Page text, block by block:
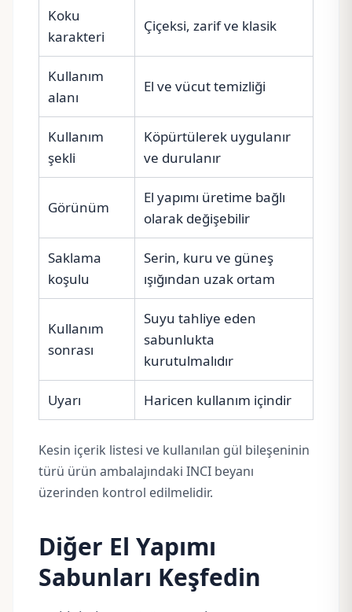
Koku
karakteri
Çiçeksi, zarif ve klasik
Kullanım
alanı
El ve vücut temizliği
Kullanım
şekli
Köpürtülerek uygulanır
ve durulanır
Görünüm
El yapımı üretime bağlı
olarak değişebilir
Saklama
koşulu
Serin, kuru ve güneş
ışığından uzak ortam
Kullanım
sonrası
Suyu tahliye eden
sabunlukta
kurutulmalıdır
Uyarı Haricen kullanım içindir
Kesin içerik listesi ve kullanılan gül bileşeninin
türü ürün ambalajındaki INCI beyanı
üzerinden kontrol edilmelidir.
Diğer El Yapımı
Sabunları Keşfedin